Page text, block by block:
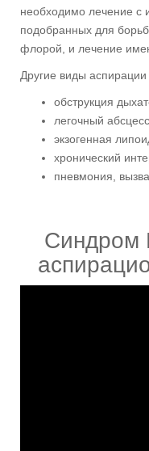
необходимо лечение с
подобранных для
флорой, и лечение
Другие виды
обструкция
легочный абсцесс,
экзогенная
хронический
пневмония,
Синдром